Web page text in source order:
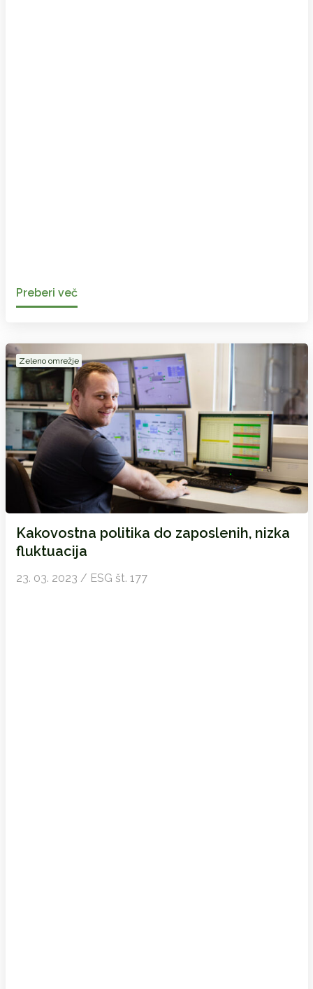
Preberi več
Zeleno omrežje
Kakovostna politika do zaposlenih, nizka
fluktuacija
23. 03. 2023 / ESG št. 177